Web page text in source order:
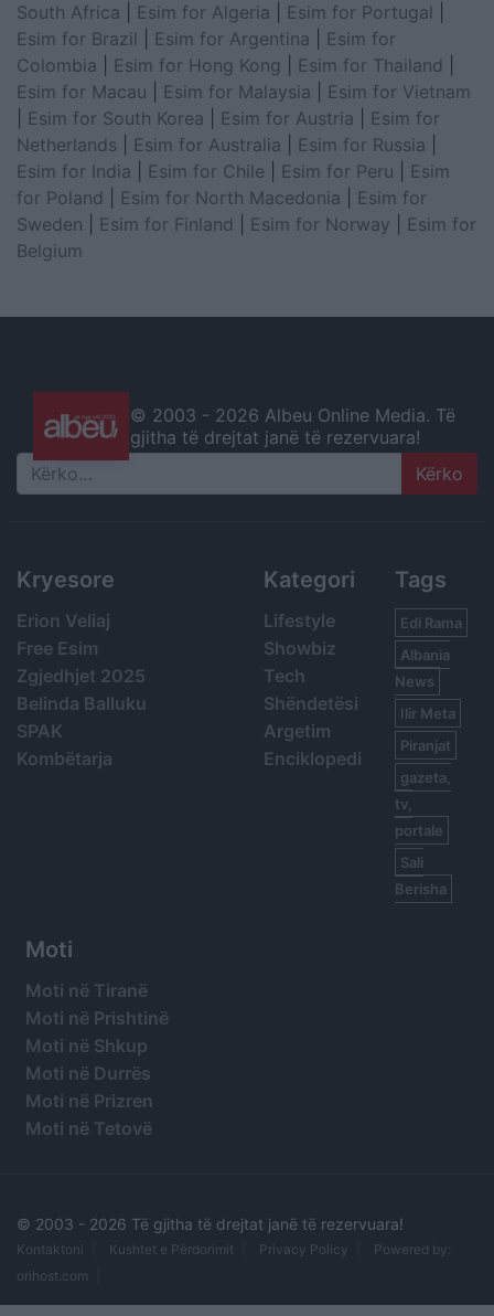
South Africa
Esim for Algeria Esim for Portugal
Esim for Brazil
Esim for Argentina
Esim for
Colombia
Esim for Hong Kong Esim for Thailand
Esim for Macau
Esim for Malaysia
Esim for Vietnam
Esim for South Korea Esim for Austria
Esim for
Netherlands
Esim for Australia Esim for Russia
Esim for India
Esim for Chile Esim for Peru
Esim
for Poland
Esim for North Macedonia
Esim for
Sweden
Esim for Finland Esim for Norway
Esim for
Belgium
© 2003 - 2026 Albeu Online Media. Të
gjitha të drejtat janë të rezervuara!
Search
Kryesore
Erion Veliaj
Free Esim
Zgjedhjet 2025
Belinda Balluku
SPAK
Kombëtarja
Kategori
Lifestyle
Showbiz
Tech
Shëndetësi
Argetim
Enciklopedi
Tags
Edi Rama
Albania
News
Ilir Meta
Piranjat
gazeta,
tv,
portale
Sali
Berisha
Moti
Moti në Tiranë
Moti në Prishtinë
Moti në Shkup
Moti në Durrës
Moti në Prizren
Moti në Tetovë
© 2003 - 2026 Të gjitha të drejtat janë të rezervuara!
Kontaktoni Kushtet e Përdorimit Privacy Policy
Powered by:
orihost.com